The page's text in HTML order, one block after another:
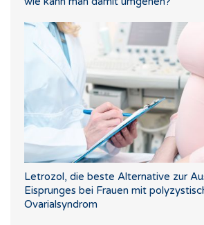
Letrozol, die beste Alternative zur
Eisprunges bei Frauen mit
Ovarialsyndrom